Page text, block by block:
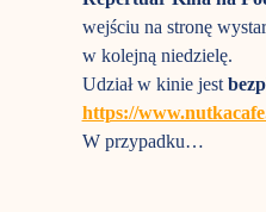
wejściu na stronę
w kolejną niedzielę.
Udział w kinie jest
https://
W przypadku…